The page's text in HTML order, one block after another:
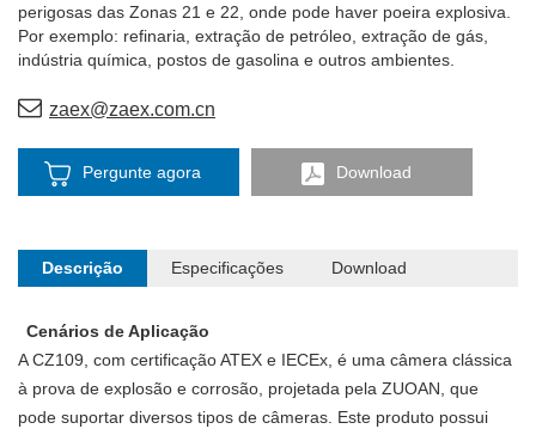
perigosas das Zonas 21 e 22, onde pode haver poeira explosiva.
Por exemplo: refinaria, extração de petróleo, extração de gás,
indústria química, postos de gasolina e outros ambientes.
zaex@zaex.com.cn
Pergunte agora Download
Descrição Especificações Download
Cenários de Aplicação
A CZ109, com certificação ATEX e IECEx, é uma câmera clássica
à prova de explosão e corrosão, projetada pela ZUOAN, que
pode suportar diversos tipos de câmeras. Este produto possui